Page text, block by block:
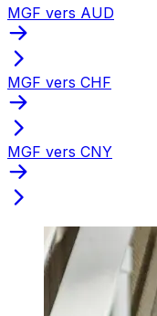
MGF vers AUD
MGF vers CHF
MGF vers CNY